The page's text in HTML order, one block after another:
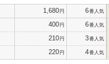
1,680円 6番人気
400円 6番人気
210円 3番人気
220円 4番人気